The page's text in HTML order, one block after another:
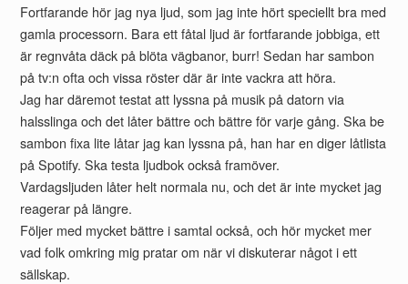
Fortfarande hör jag nya ljud, som jag inte hört speciellt bra med
gamla processorn. Bara ett fåtal ljud är fortfarande jobbiga, ett
är regnvåta däck på blöta vägbanor, burr! Sedan har sambon
på tv:n ofta och vissa röster där är inte vackra att höra.
Jag har däremot testat att lyssna på musik på datorn via
halsslinga och det låter bättre och bättre för varje gång. Ska be
sambon fixa lite låtar jag kan lyssna på, han har en diger låtlista
på Spotify. Ska testa ljudbok också framöver.
Vardagsljuden låter helt normala nu, och det är inte mycket jag
reagerar på längre.
Följer med mycket bättre i samtal också, och hör mycket mer
vad folk omkring mig pratar om när vi diskuterar något i ett
sällskap.